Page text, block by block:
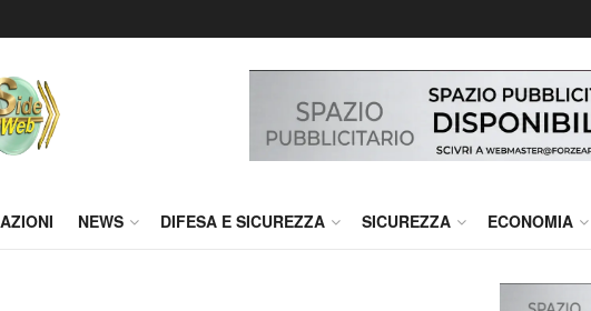
NEWS DIFESA E SICUREZZA SICUREZZA ECONOMIA